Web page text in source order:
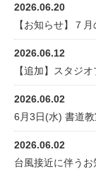
2026.06.20
【お知らせ】７
2026.06.12
【追加】スタジ
2026.06.02
6月3日(水) 書道
2026.06.02
台風接近に伴うお